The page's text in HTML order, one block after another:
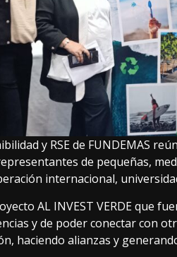
y RSE de FUNDEMAS
de pequeñas,
internacional,
AL INVEST VERDE que
y de poder conectar con
haciendo alianzas y